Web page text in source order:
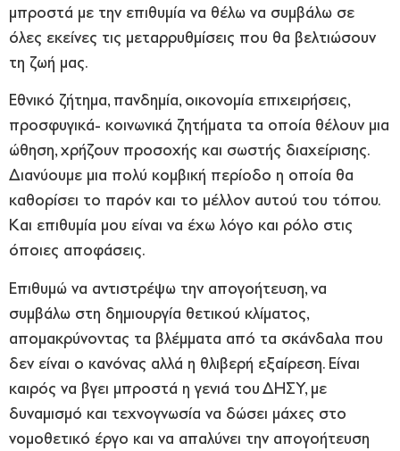
μπροστά με την επιθυμία να θέλω να συμβάλω σε
όλες εκείνες τις μεταρρυθμίσεις που θα βελτιώσουν
τη ζωή μας.
Εθνικό ζήτημα, πανδημία, οικονομία επιχειρήσεις,
προσφυγικά- κοινωνικά ζητήματα τα οποία θέλουν μια
ώθηση, χρήζουν προσοχής και σωστής διαχείρισης.
Διανύουμε μια πολύ κομβική περίοδο η οποία θα
καθορίσει το παρόν και το μέλλον αυτού του τόπου.
Και επιθυμία μου είναι να έχω λόγο και ρόλο στις
όποιες αποφάσεις.
Επιθυμώ να αντιστρέψω την απογοήτευση, να
συμβάλω στη δημιουργία θετικού κλίματος,
απομακρύνοντας τα βλέμματα από τα σκάνδαλα που
δεν είναι ο κανόνας αλλά η θλιβερή εξαίρεση. Είναι
καιρός να βγει μπροστά η γενιά του ΔΗΣΥ, με
δυναμισμό και τεχνογνωσία να δώσει μάχες στο
νομοθετικό έργο και να απαλύνει την απογοήτευση